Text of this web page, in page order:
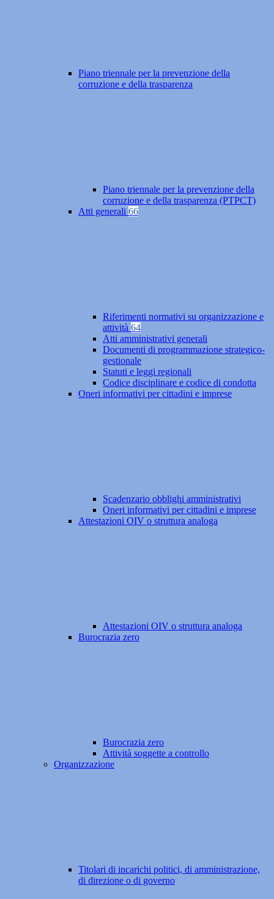
Piano triennale per la prevenzione della
corruzione e della trasparenza
Piano triennale per la prevenzione della
corruzione e della trasparenza (PTPCT)
Atti generali 66
Riferimenti normativi su organizzazione e
attività 64
Atti amministrativi generali
Documenti di programmazione strategico-
gestionale
Statuti e leggi regionali
Codice disciplinare e codice di condotta
Oneri informativi per cittadini e imprese
Scadenzario obblighi amministrativi
Oneri informativi per cittadini e imprese
Attestazioni OIV o struttura analoga
Attestazioni OIV o struttura analoga
Burocrazia zero
Burocrazia zero
Attività soggette a controllo
Organizzazione
Titolari di incarichi politici, di amministrazione,
di direzione o di governo